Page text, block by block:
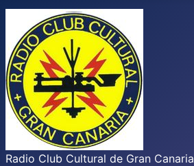
Radio Club Cultural de Gran Canaria